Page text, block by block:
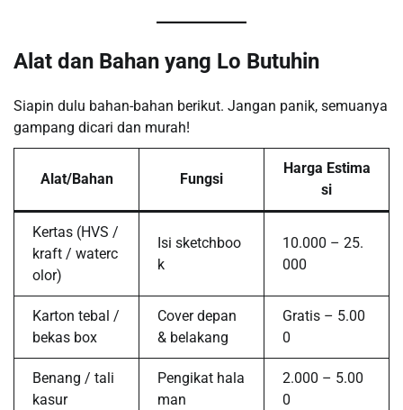
Alat dan Bahan yang Lo Butuhin
Siapin dulu bahan-bahan berikut. Jangan panik, semuanya
gampang dicari dan murah!
Alat/Bahan Fungsi
Harga Estima
si
Kertas (HVS /
kraft / waterc
olor)
Isi sketchboo
k
10.000 – 25.
000
Karton tebal /
bekas box
Cover depan
& belakang
Gratis – 5.00
0
Benang / tali
kasur
Pengikat hala
man
2.000 – 5.00
0